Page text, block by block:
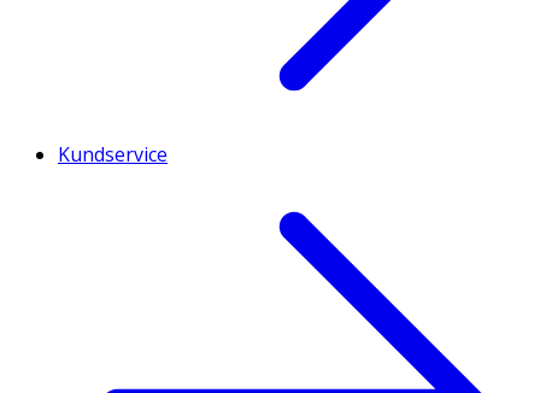
Kundservice